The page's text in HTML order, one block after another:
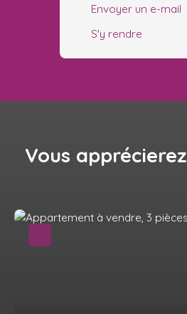
Envoyer un e-mail
S'y rendre
Vous apprécierez